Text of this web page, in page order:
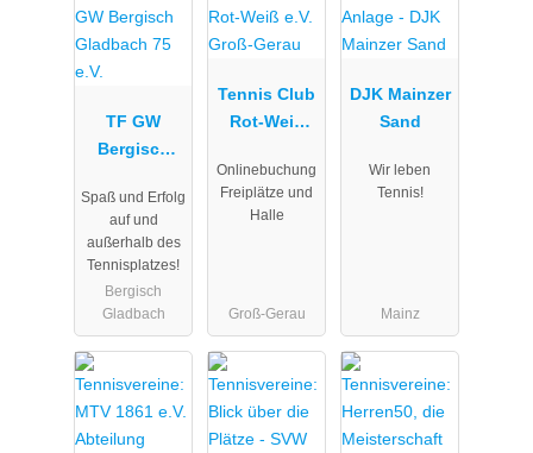
TF GW
Bergisch
e.V.
Spaß und Erfolg
auf und
außerhalb des
Tennisplatzes!
Bergisch
Gladbach
Tennis Club
Rot-Weiß
Gerau
Onlinebuchung
Freiplätze und
Halle
Groß-Gerau
DJK Mainzer
Sand
Wir leben
Tennis!
Mainz